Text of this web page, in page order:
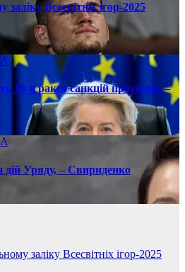
Всесвітніх ігор-2025
19-й ракет санкцій проти рф, –
дій Уряду, – Свириденко
заліку Всесвітніх ігор-2025